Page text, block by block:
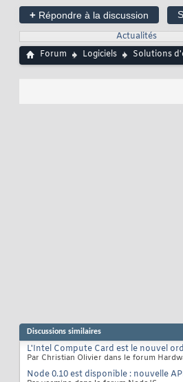
+ Répondre à la discussion
Actualités
Forum
Logiciels Solutions
Discussions similaires
L'Intel Compute Card est le nouvel
Par Christian Olivier dans le forum
Node 0.10 est disponible : nouvelle